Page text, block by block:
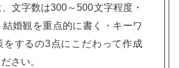
文字数は300～500文字程度・
婚観を重点的に書く・キーワ
をするの3点にこだわって作成
さい。